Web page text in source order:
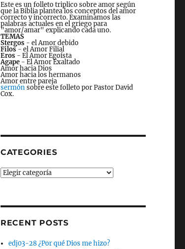
Este es un folleto triplico sobre amor según
que la Biblia plantea los conceptos del amor
correcto y incorrecto. Examinamos las
palabras actuales en el griego para
"amor/amar" explicando cada uno.
TEMAS
Stergos- el Amor debido
Filos- el Amor Filial
Eros- El Amor Egoísta
Agape- El Amor Exaltado
Amor hacia Dios
Amor hacia los hermanos
Amor entre pareja
sermónsobre este folleto por Pastor David
Cox.
CATEGORIES
Categories
RECENT POSTS
edj03-28 ¿Por qué Dios me hizo?